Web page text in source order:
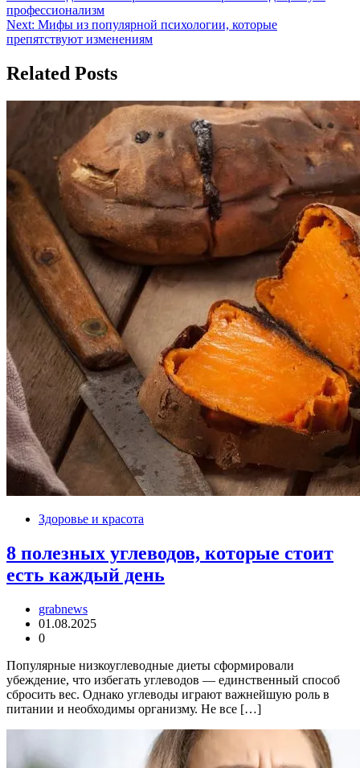
по
записям
профессионализм
Next: Мифы из популярной психологии, которые
препятствуют изменениям
Related Posts
Здоровье и красота
8 полезных углеводов, которые стоит
есть каждый день
grabnews
01.08.2025
0
Популярные низкоуглеводные диеты сформировали
убеждение, что избегать углеводов — единственный способ
сбросить вес. Однако углеводы играют важнейшую роль в
питании и необходимы организму. Не все […]